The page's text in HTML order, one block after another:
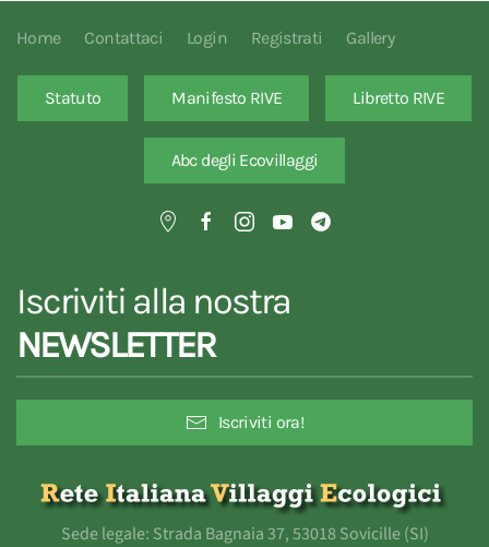
Home Contattaci Login Registrati Gallery
Statuto Manifesto RIVE Libretto RIVE
Abc degli Ecovillaggi
Iscriviti alla nostra
NEWSLETTER
Iscriviti ora!
Sede legale: Strada Bagnaia 37, 53018 Sovicille (SI)